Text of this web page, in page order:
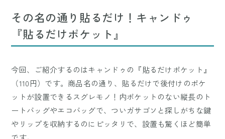
その名の通り貼るだけ！キャンドゥ
『貼るだけポケット』
今回、ご紹介するのはキャンドゥの『貼るだけポケット』
（110円）です。商品名の通り、貼るだけで後付けのポケ
ットが設置できるスグレモノ！内ポケットのない縦長のト
ートバッグやエコバッグで、ついガサゴソと探しがちな鍵
やリップを収納するのにピッタリで、設置も驚くほど簡単